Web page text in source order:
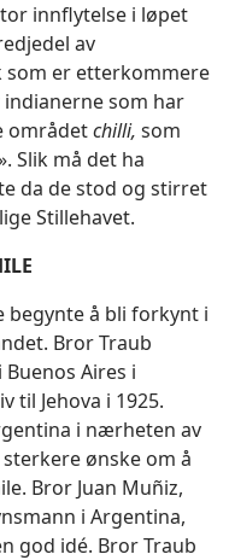
innflytelse i løpet
av
er etterkommere
som har
områdetchilli, som
Slik må det ha
da de stod og stirret
Stillehavet.
begynte å bli forkynt i
Bror Traub
Aires i
til Jehova i 1925.
i nærheten av
ønske om å
Bror Juan Muñiz,
i Argentina,
god idé. Bror Traub